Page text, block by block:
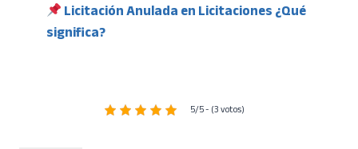
Licitación Anulada en Licitaciones ¿Qué
significa?
5/5 - (3 votos)